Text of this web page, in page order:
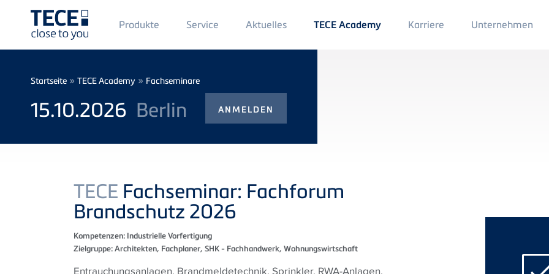
Main
Menü
1
Produkte Service Aktuelles TECE Academy Main
Menu
Karriere Unternehmen
Breadcrumb
Startseite » TECE Academy » Fachseminare
15.10.2026 Berlin ANMELDEN
TECE Fachseminar: Fachforum
Brandschutz 2026
Kompetenzen: Industrielle Vorfertigung
Zielgruppe:Architekten, Fachplaner, SHK - Fachhandwerk, Wohnungswirtschaft
Entrauchungsanlagen, Brandmeldetechnik, Sprinkler, RWA-Anlagen,